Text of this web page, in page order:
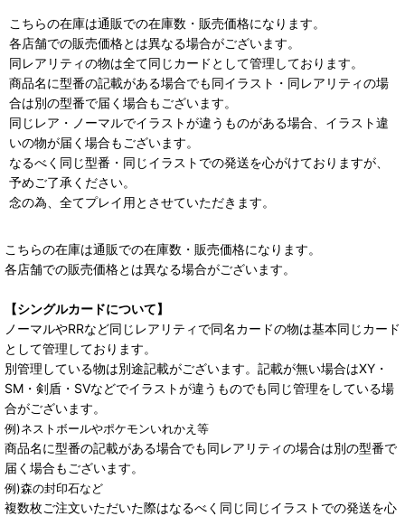
こちらの在庫は通販での在庫数・販売価格になります。
各店舗での販売価格とは異なる場合がございます。
同レアリティの物は全て同じカードとして管理しております。
商品名に型番の記載がある場合でも同イラスト・同レアリティの場
合は別の型番で届く場合もございます。
同じレア・ノーマルでイラストが違うものがある場合、イラスト違
いの物が届く場合もございます。
なるべく同じ型番・同じイラストでの発送を心がけておりますが、
予めご了承ください。
念の為、全てプレイ用とさせていただきます。
こちらの在庫は通販での在庫数・販売価格になります。
各店舗での販売価格とは異なる場合がございます。
【シングルカードについて】
ノーマルやRRなど同じレアリティで同名カードの物は基本同じカード
として管理しております。
別管理している物は別途記載がございます。記載が無い場合はXY・
SM・剣盾・SVなどでイラストが違うものでも同じ管理をしている場
合がございます。
例)ネストボールやポケモンいれかえ等
商品名に型番の記載がある場合でも同レアリティの場合は別の型番で
届く場合もございます。
例)森の封印石など
複数枚ご注文いただいた際はなるべく同じ同じイラストでの発送を心